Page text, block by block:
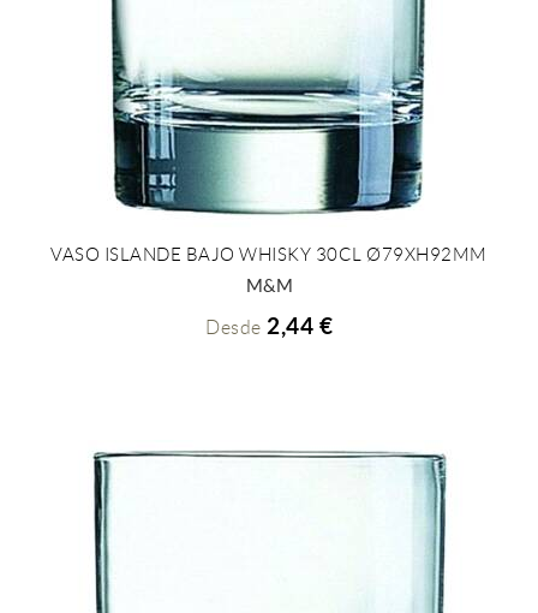
+ INFO
VASO ISLANDE BAJO WHISKY 30CL Ø79XH92MM
M&M
Desde 2,44 €